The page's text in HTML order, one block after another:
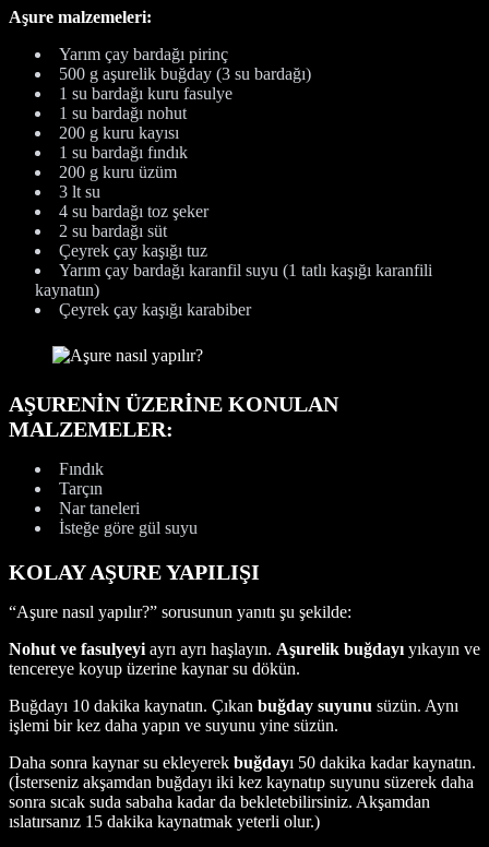
Aşure malzemeleri:
Yarım çay bardağı pirinç
500 g aşurelik buğday (3 su bardağı)
1 su bardağı kuru fasulye
1 su bardağı nohut
200 g kuru kayısı
1 su bardağı fındık
200 g kuru üzüm
3 lt su
4 su bardağı toz şeker
2 su bardağı süt
Çeyrek çay kaşığı tuz
Yarım çay bardağı karanfil suyu (1 tatlı kaşığı karanfili
kaynatın)
Çeyrek çay kaşığı karabiber
AŞURENİN ÜZERİNE KONULAN
MALZEMELER:
Fındık
Tarçın
Nar taneleri
İsteğe göre gül suyu
KOLAY AŞURE YAPILIŞI
“Aşure nasıl yapılır?” sorusunun yanıtı şu şekilde:
Nohut ve fasulyeyi ayrı ayrı haşlayın. Aşurelik buğdayı yıkayın ve
tencereye koyup üzerine kaynar su dökün.
Buğdayı 10 dakika kaynatın. Çıkan buğday suyunu süzün. Aynı
işlemi bir kez daha yapın ve suyunu yine süzün.
Daha sonra kaynar su ekleyerek buğdayı 50 dakika kadar kaynatın.
(İsterseniz akşamdan buğdayı iki kez kaynatıp suyunu süzerek daha
sonra sıcak suda sabaha kadar da bekletebilirsiniz. Akşamdan
ıslatırsanız 15 dakika kaynatmak yeterli olur.)